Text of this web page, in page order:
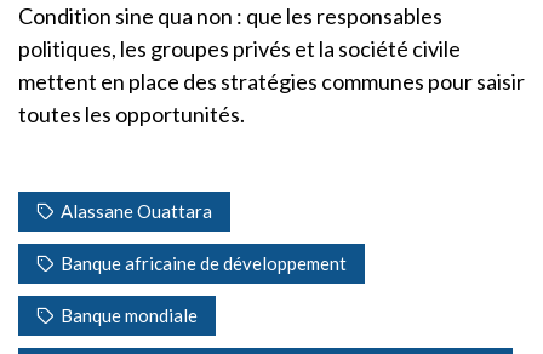
Condition sine qua non : que les responsables
politiques, les groupes privés et la société civile
mettent en place des stratégies communes pour saisir
toutes les opportunités.
Alassane Ouattara
Banque africaine de développement
Banque mondiale